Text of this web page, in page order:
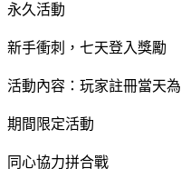
永久活動
新手衝刺，七天登入獎勵
活動內容：玩家註冊當天
期間限定活動
同心協力拼合戰